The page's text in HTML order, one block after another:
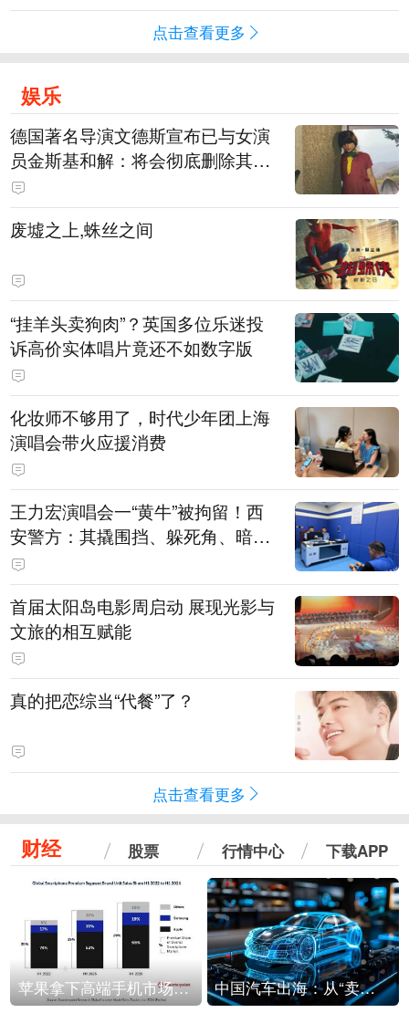
点击查看更多
娱乐
德国著名导演文德斯宣布已与女演
员金斯基和解：将会彻底删除其上
身裸露的画面
废墟之上,蛛丝之间
“挂羊头卖狗肉”？英国多位乐迷投
诉高价实体唱片竟还不如数字版
化妆师不够用了，时代少年团上海
演唱会带火应援消费
王力宏演唱会一“黄牛”被拘留！西
安警方：其撬围挡、躲死角、暗地
带10人入场
首届太阳岛电影周启动 展现光影与
文旅的相互赋能
真的把恋综当“代餐”了？
点击查看更多
财经 股票 行情中心 下载APP
苹果拿下高端手机市场65%的份额：iPhone 17系列功不可没 中国汽车出海：从“卖出去”到“走进去”